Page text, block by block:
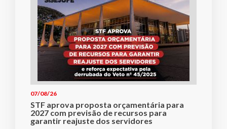
07/08/26
STF aprova proposta orçamentária para
2027 com previsão de recursos para
garantir reajuste dos servidores